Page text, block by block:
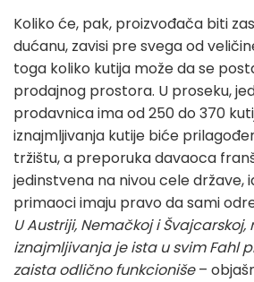
Koliko će, pak, proizvođača biti
dućanu, zavisi pre svega od
toga koliko kutija može da se
prodajnog prostora. U proseku,
prodavnica ima od 250 do 370
iznajmljivanja kutije biće
tržištu, a preporuka davaoca
jedinstvena na nivou cele države,
primaoci imaju pravo da sami
U Austriji, Nemačkoj i
iznajmljivanja je ista u svim Fahl
zaista odlično funkcioniše–